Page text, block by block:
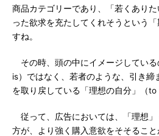
商品カテゴリーであり、「若くあり
った欲求を充たしてくれそうという
すね。
その時、頭の中にイメージしてい
is）ではなく、若者のような、引き締
を取り戻している「理想の自分」（to
従って、広告においては、「理想
方が、より強く購入意欲をそそるこ